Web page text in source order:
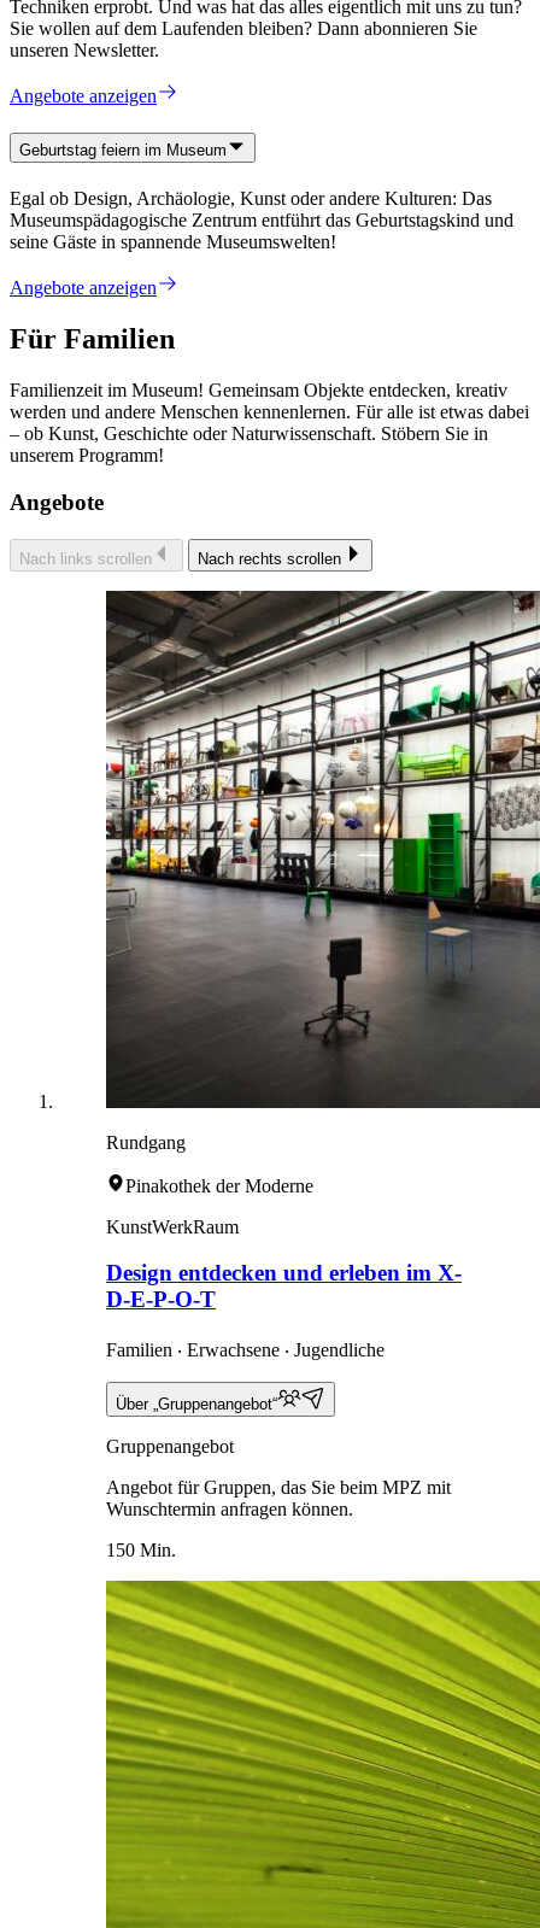
Techniken erprobt. Und was hat das alles eigentlich mit uns zu tun?
Sie wollen auf dem Laufenden bleiben? Dann abonnieren Sie
unseren Newsletter.
Angebote anzeigen
Geburtstag feiern im Museum
Egal ob Design, Archäologie, Kunst oder andere Kulturen: Das
Museumspädagogische Zentrum entführt das Geburtstagskind und
seine Gäste in spannende Museumswelten!
Angebote anzeigen
Für Familien
Familienzeit im Museum! Gemeinsam Objekte entdecken, kreativ
werden und andere Menschen kennenlernen. Für alle ist etwas dabei
– ob Kunst, Geschichte oder Naturwissenschaft. Stöbern Sie in
unserem Programm!
Angebote
Nach links scrollen Nach rechts scrollen
Rundgang
Pinakothek der Moderne
KunstWerkRaum
Design entdecken und erleben im X-
D-E-P-O-T
Familien ‧ Erwachsene ‧ Jugendliche
Über „Gruppenangebot“
Gruppenangebot
Angebot für Gruppen, das Sie beim MPZ mit
Wunschtermin anfragen können.
150 Min.